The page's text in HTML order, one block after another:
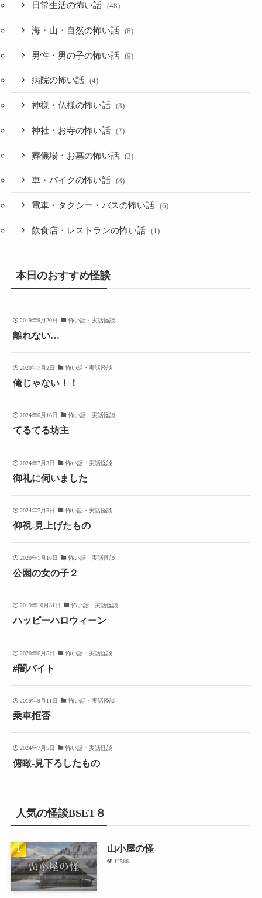
日常生活の怖い話 (48)
海・山・自然の怖い話 (8)
男性・男の子の怖い話 (9)
病院の怖い話 (4)
神様・仏様の怖い話 (3)
神社・お寺の怖い話 (2)
葬儀場・お墓の怖い話 (3)
車・バイクの怖い話 (8)
電車・タクシー・バスの怖い話 (6)
飲食店・レストランの怖い話 (1)
本日のおすすめ怪談
2019年9月20日 怖い話・実話怪談
離れない…
2020年7月2日 怖い話・実話怪談
俺じゃない！！
2024年6月16日 怖い話・実話怪談
てるてる坊主
2024年7月3日 怖い話・実話怪談
御礼に伺いました
2024年7月5日 怖い話・実話怪談
仰視-見上げたもの
2020年1月16日 怖い話・実話怪談
公園の女の子２
2019年10月31日 怖い話・実話怪談
ハッピーハロウィーン
2020年6月5日 怖い話・実話怪談
#闇バイト
2019年9月11日 怖い話・実話怪談
乗車拒否
2024年7月5日 怖い話・実話怪談
俯瞰-見下ろしたもの
人気の怪談BSET８
山小屋の怪
12566